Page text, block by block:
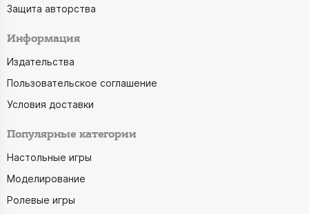
Защита авторства
Информация
Издательства
Пользовательское соглашение
Условия доставки
Популярные категории
Настольные игры
Моделирование
Ролевые игры